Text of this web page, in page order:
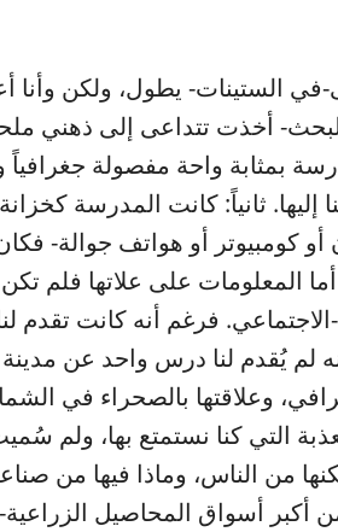
الستينات- يطول، ولكن وأنا
أخذت تتداعى إلى ذهني
بمثابة واحة مفصولة جغرافياً
إليها. ثانياً: كانت المدرسة
كومبيوتر أو هواتف جوالة- فكان
المعلومات على علاتها فلم
فرغم أنه كانت تقدم
لم يُقدم لنا درس واحد عن مدينة
وعلاقتها بالصحراء في
التي كنا نستمتع بها، ولم
من الناس، وماذا فيها من
أكبر أسواق المحاصيل